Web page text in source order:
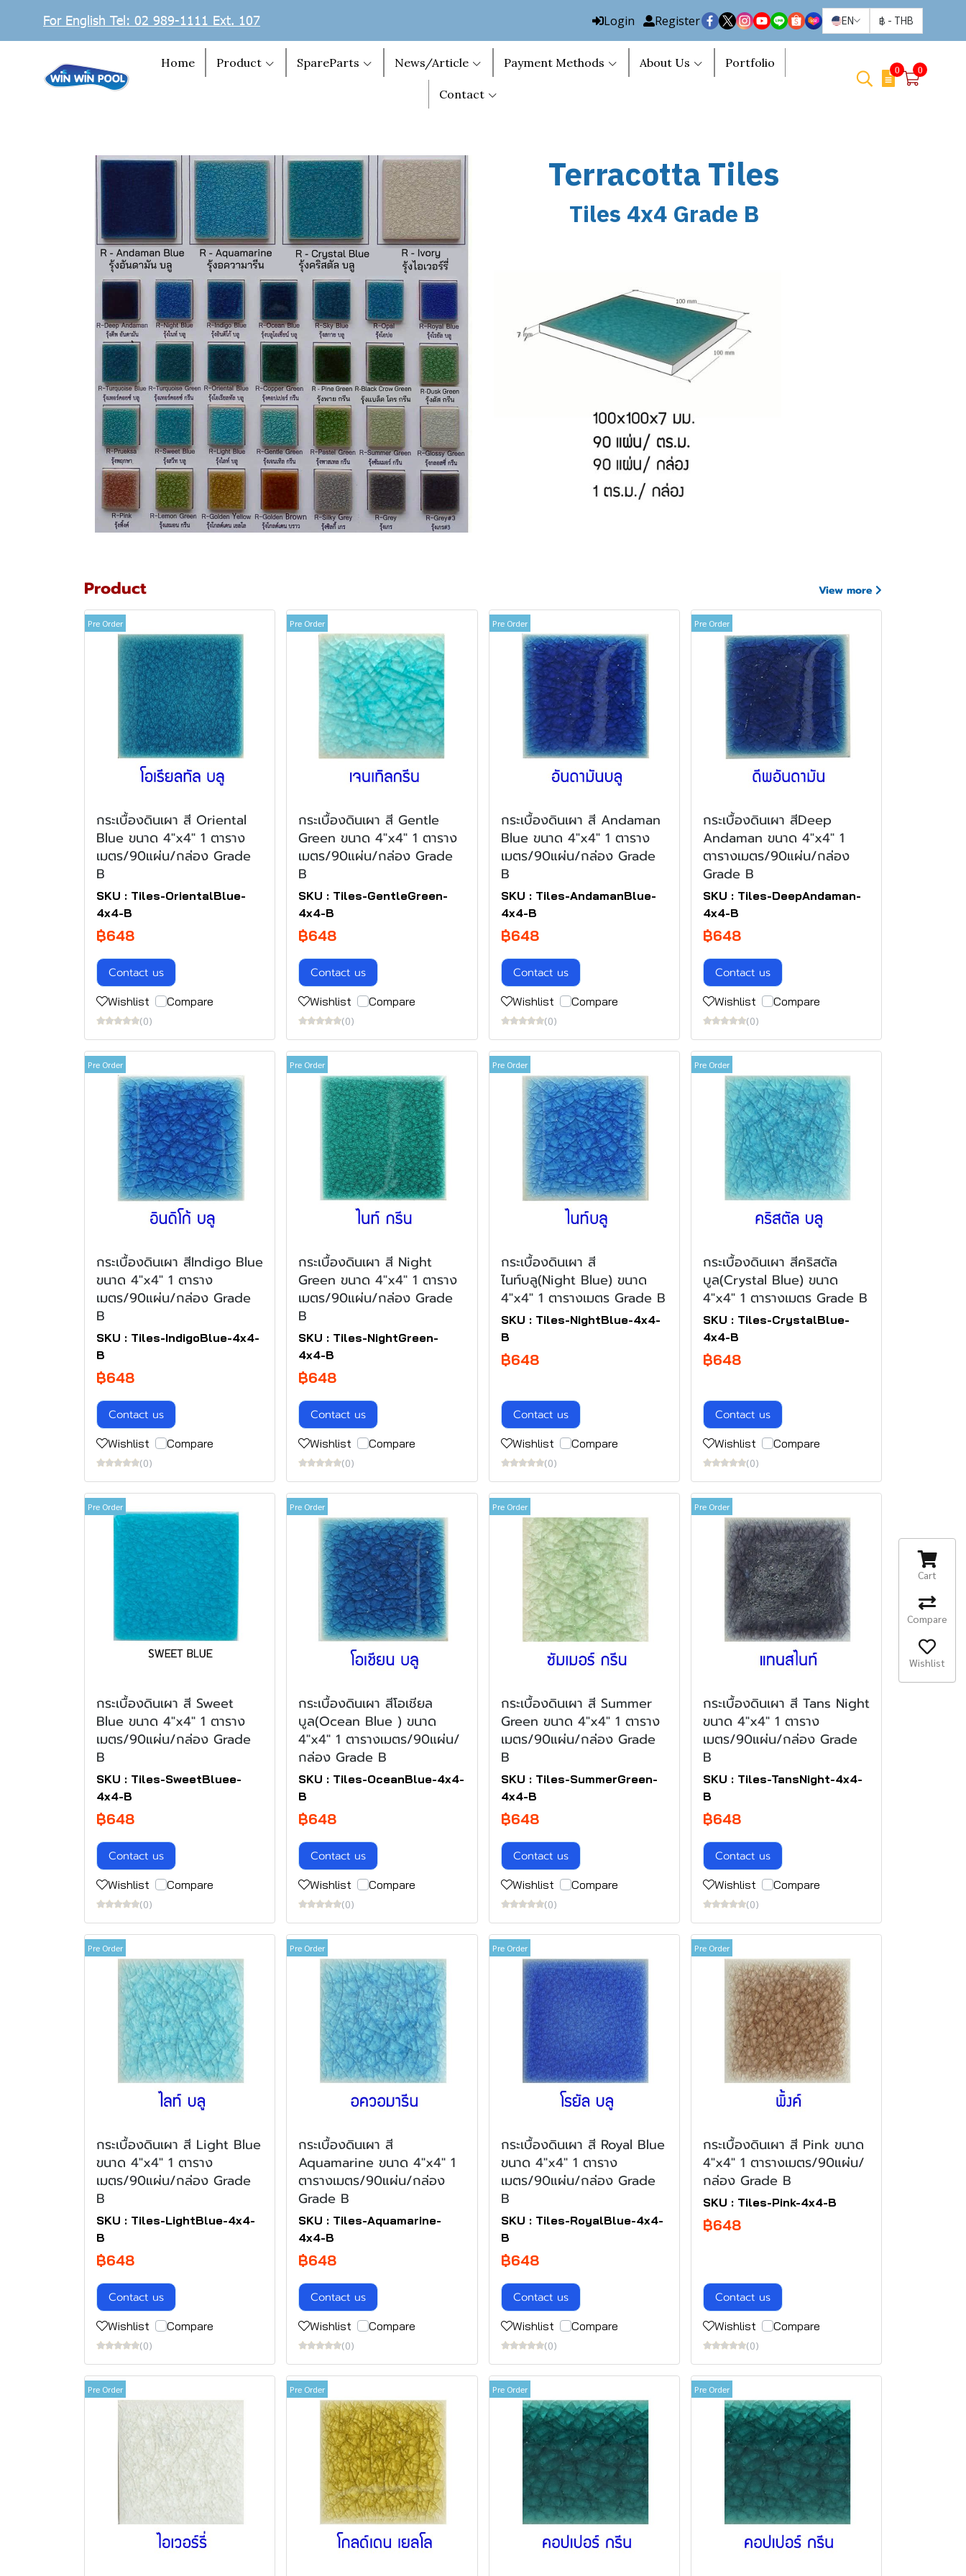
For English Tel: 02 989-1111 Ext. 107 Login Register EN ฿ - THB
Home Product SpareParts News/Article Payment Methods About Us Portfolio
Contact
0 0
Terracotta Tiles
Tiles 4x4 Grade B
Product View more
Pre Order
กระเบื้องดินเผา สี Oriental
Blue ขนาด 4"x4" 1 ตาราง
เมตร/90แผ่น/กล่อง Grade
B
SKU : Tiles-OrientalBlue-
4x4-B
฿648
Contact us
Wishlist Compare
(0)
Pre Order
กระเบื้องดินเผา สี Gentle
Green ขนาด 4"x4" 1 ตาราง
เมตร/90แผ่น/กล่อง Grade
B
SKU : Tiles-GentleGreen-
4x4-B
฿648
Contact us
Wishlist Compare
(0)
Pre Order
กระเบื้องดินเผา สี Andaman
Blue ขนาด 4"x4" 1 ตาราง
เมตร/90แผ่น/กล่อง Grade
B
SKU : Tiles-AndamanBlue-
4x4-B
฿648
Contact us
Wishlist Compare
(0)
Pre Order
กระเบื้องดินเผา สีDeep
Andaman ขนาด 4"x4" 1
ตารางเมตร/90แผ่น/กล่อง
Grade B
SKU : Tiles-DeepAndaman-
4x4-B
฿648
Contact us
Wishlist Compare
(0)
Pre Order
กระเบื้องดินเผา สีIndigo Blue
ขนาด 4"x4" 1 ตาราง
เมตร/90แผ่น/กล่อง Grade
B
SKU : Tiles-IndigoBlue-4x4-
B
฿648
Contact us
Wishlist Compare
(0)
Pre Order
กระเบื้องดินเผา สี Night
Green ขนาด 4"x4" 1 ตาราง
เมตร/90แผ่น/กล่อง Grade
B
SKU : Tiles-NightGreen-
4x4-B
฿648
Contact us
Wishlist Compare
(0)
Pre Order
กระเบื้องดินเผา สี
ไนท์บลู(Night Blue) ขนาด
4"x4" 1 ตารางเมตร Grade B
SKU : Tiles-NightBlue-4x4-
B
฿648
Contact us
Wishlist Compare
(0)
Pre Order
กระเบื้องดินเผา สีคริสตัล
บูล(Crystal Blue) ขนาด
4"x4" 1 ตารางเมตร Grade B
SKU : Tiles-CrystalBlue-
4x4-B
฿648
Contact us
Wishlist Compare
(0)
Pre Order
กระเบื้องดินเผา สี Sweet
Blue ขนาด 4"x4" 1 ตาราง
เมตร/90แผ่น/กล่อง Grade
B
SKU : Tiles-SweetBluee-
4x4-B
฿648
Contact us
Wishlist Compare
(0)
Pre Order
กระเบื้องดินเผา สีโอเชียล
บูล(Ocean Blue ) ขนาด
4"x4" 1 ตารางเมตร/90แผ่น/
กล่อง Grade B
SKU : Tiles-OceanBlue-4x4-
B
฿648
Contact us
Wishlist Compare
(0)
Pre Order
กระเบื้องดินเผา สี Summer
Green ขนาด 4"x4" 1 ตาราง
เมตร/90แผ่น/กล่อง Grade
B
SKU : Tiles-SummerGreen-
4x4-B
฿648
Contact us
Wishlist Compare
(0)
Pre Order
กระเบื้องดินเผา สี Tans Night
ขนาด 4"x4" 1 ตาราง
เมตร/90แผ่น/กล่อง Grade
B
SKU : Tiles-TansNight-4x4-
B
฿648
Contact us
Wishlist Compare
(0)
Pre Order
กระเบื้องดินเผา สี Light Blue
ขนาด 4"x4" 1 ตาราง
เมตร/90แผ่น/กล่อง Grade
B
SKU : Tiles-LightBlue-4x4-
B
฿648
Contact us
Wishlist Compare
(0)
Pre Order
กระเบื้องดินเผา สี
Aquamarine ขนาด 4"x4" 1
ตารางเมตร/90แผ่น/กล่อง
Grade B
SKU : Tiles-Aquamarine-
4x4-B
฿648
Contact us
Wishlist Compare
(0)
Pre Order
กระเบื้องดินเผา สี Royal Blue
ขนาด 4"x4" 1 ตาราง
เมตร/90แผ่น/กล่อง Grade
B
SKU : Tiles-RoyalBlue-4x4-
B
฿648
Contact us
Wishlist Compare
(0)
Pre Order
กระเบื้องดินเผา สี Pink ขนาด
4"x4" 1 ตารางเมตร/90แผ่น/
กล่อง Grade B
SKU : Tiles-Pink-4x4-B
฿648
Contact us
Wishlist Compare
(0)
Pre Order Pre Order Pre Order Pre Order
Cart
Compare
Wishlist